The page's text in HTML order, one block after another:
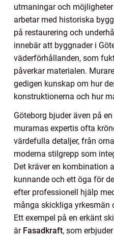
utmaningar och
arbetar med historiska
på restaurering och
innebär att byggnader i
väderförhållanden, som
påverkar materialen.
gedigen kunskap om hur
konstruktionerna och hur
Göteborg bjuder även på
murarnas expertis ofta
värdefulla detaljer, från
moderna stilgrepp som
Det kräver en kombination
kunnande och ett öga för
efter professionell hjälp
många skickliga yrkesmän
Ett exempel på en erkänt
är Fasadkraft, som